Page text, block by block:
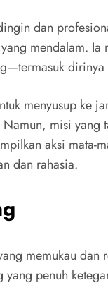
dan
mendalam.
menyusup ke
misi
aksi
dan rahasia.
memukau
penuh